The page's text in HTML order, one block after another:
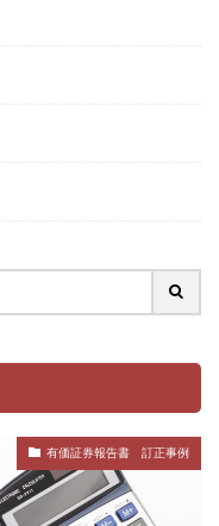
有価証券報告書 訂正事例